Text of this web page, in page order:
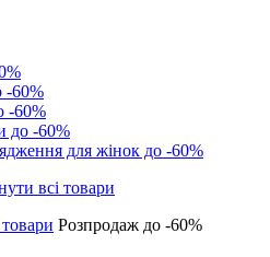
-60%
-60%
до -60%
для жінок до -60%
Розпродаж до -60%